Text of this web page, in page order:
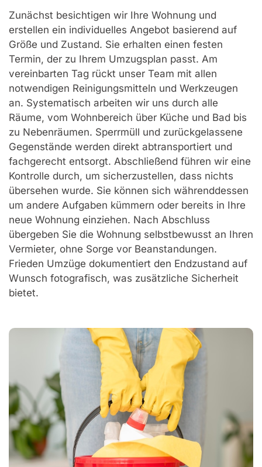
Zunächst besichtigen wir Ihre Wohnung und
erstellen ein individuelles Angebot basierend auf
Größe und Zustand. Sie erhalten einen festen
Termin, der zu Ihrem Umzugsplan passt. Am
vereinbarten Tag rückt unser Team mit allen
notwendigen Reinigungsmitteln und Werkzeugen
an. Systematisch arbeiten wir uns durch alle
Räume, vom Wohnbereich über Küche und Bad bis
zu Nebenräumen. Sperrmüll und zurückgelassene
Gegenstände werden direkt abtransportiert und
fachgerecht entsorgt. Abschließend führen wir eine
Kontrolle durch, um sicherzustellen, dass nichts
übersehen wurde. Sie können sich währenddessen
um andere Aufgaben kümmern oder bereits in Ihre
neue Wohnung einziehen. Nach Abschluss
übergeben Sie die Wohnung selbstbewusst an Ihren
Vermieter, ohne Sorge vor Beanstandungen.
Frieden Umzüge dokumentiert den Endzustand auf
Wunsch fotografisch, was zusätzliche Sicherheit
bietet.